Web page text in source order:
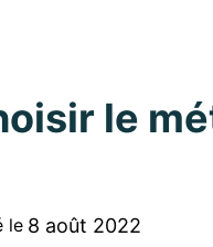
le
le 8 août 2022